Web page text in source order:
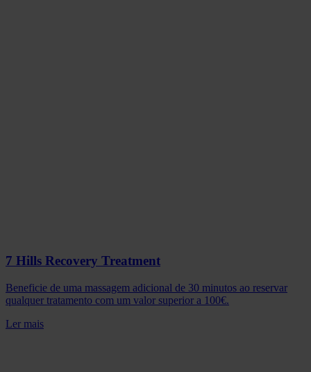
7 Hills Recovery Treatment
Beneficie de uma massagem adicional de 30 minutos ao reservar
qualquer tratamento com um valor superior a 100€.
Ler mais